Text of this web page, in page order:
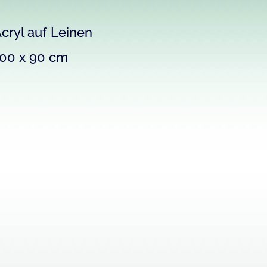
auf Leinen
x 90 cm